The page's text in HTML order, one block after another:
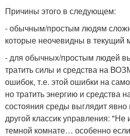
Причины этого в следующем:
- обычным/простым людям
которые неочевидны в текущий
- для обычных/простым людей
тратить силы и средства на
ошибок, т.е. этой ошибки на
но тратить энергию и средства
состояния среды выглядит
другой классик управления:
темной комнате… особенно